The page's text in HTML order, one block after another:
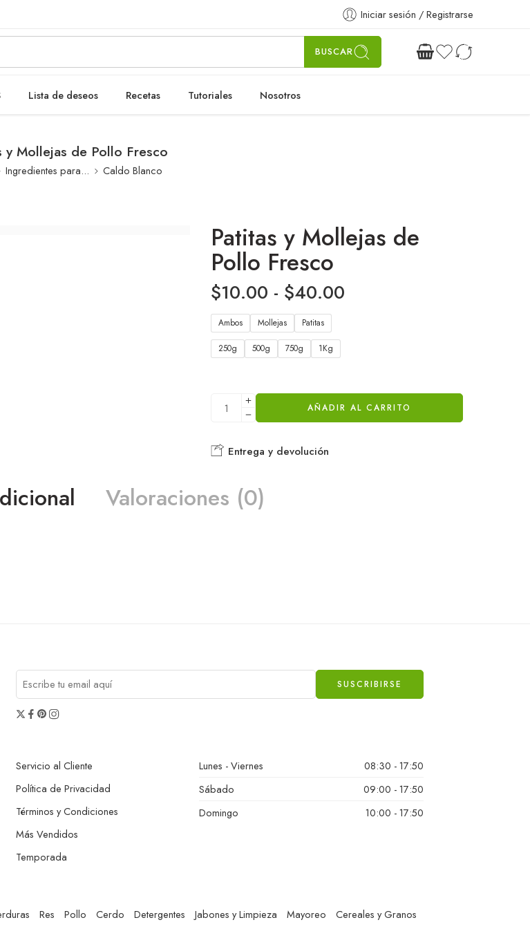
Iniciar sesión / Registrarse
BUSCAR
Lista de deseos Recetas Tutoriales Nosotros
y Mollejas de Pollo Fresco
Ingredientes para... Caldo Blanco
Patitas y Mollejas de
Pollo Fresco
$10.00 - $40.00
Ambos Mollejas Patitas
250g 500g 750g 1Kg
AÑADIR AL CARRITO
Entrega y devolución
Valoraciones (0)
Servicio al Cliente
Política de Privacidad
Términos y Condiciones
Más Vendidos
Temporada
Lunes - Viernes
08:30 - 17:50
Sábado
09:00 - 17:50
Domingo
10:00 - 17:50
Res Pollo Cerdo Detergentes Jabones y Limpieza Mayoreo Cereales y Granos